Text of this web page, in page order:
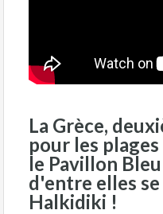
La Grèce,
pour les
le Pavillon
d'entre elles
Halkidiki !